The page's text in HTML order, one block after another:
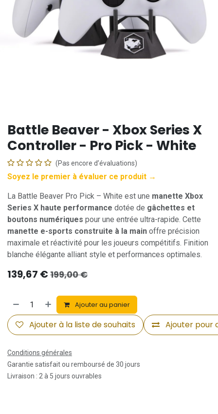
Battle Beaver - Xbox Series X
Controller - Pro Pick - White
(Pas encore d’évaluations)
Soyez le premier à évaluer ce produit →
La Battle Beaver Pro Pick – White est une manette Xbox
Series X haute performance dotée de gâchettes et
boutons numériques pour une entrée ultra-rapide. Cette
manette e-sports construite à la main offre précision
maximale et réactivité pour les joueurs compétitifs. Finition
blanche élégante alliant style et performances optimales.
139,67 € 199,00€
Ajouter au panier
Ajouter pour
Ajouter à la liste de souhaits
Conditions générales
Garantie satisfait ou remboursé de 30 jours
Livraison : 2 à 5 jours ouvrables